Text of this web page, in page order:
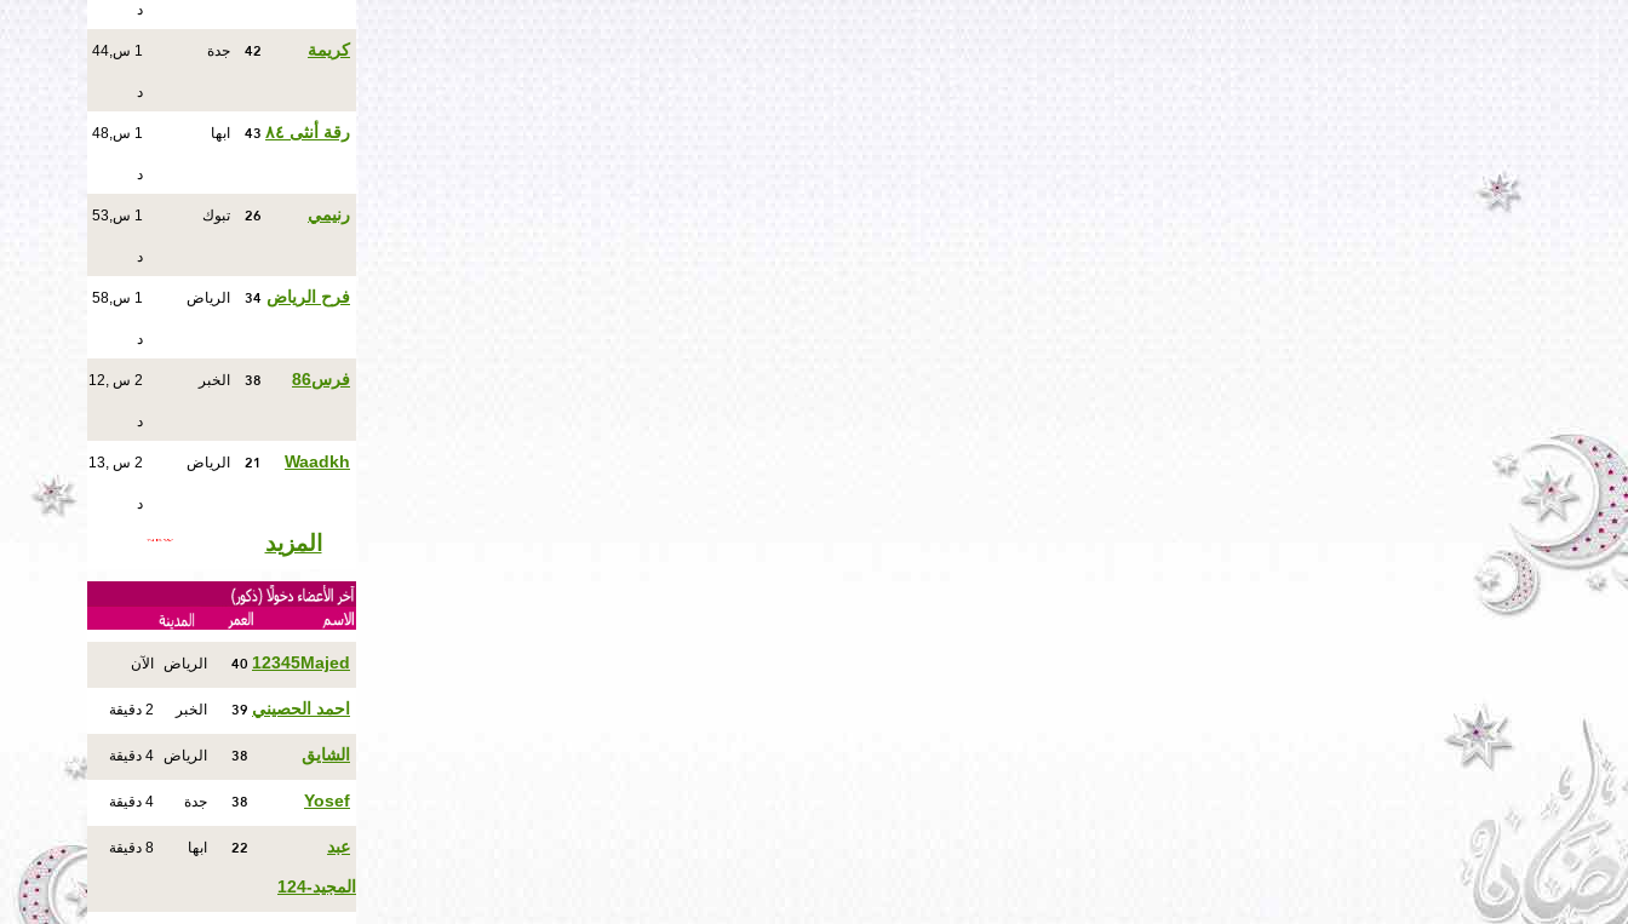
د
كريمة 42 جدة 1 س,44
د
رقة أنثى ٨٤ 43 ابها 1 س,48
د
رنيمي 26 تبوك 1 س,53
د
فرح الرياض 34 الرياض 1 س,58
د
فرس86 38 الخبر 2 س ,12
د
Waadkh
21 الرياض 2 س ,13
د
المزيد
12345Majed
40 الرياض الآن
احمد الحصيني 39 الخبر 2 دقيقة
الشايق 38 الرياض 4 دقيقة
Yosef
38 جدة 4 دقيقة
عبد
المجيد-124
22 ابها 8 دقيقة